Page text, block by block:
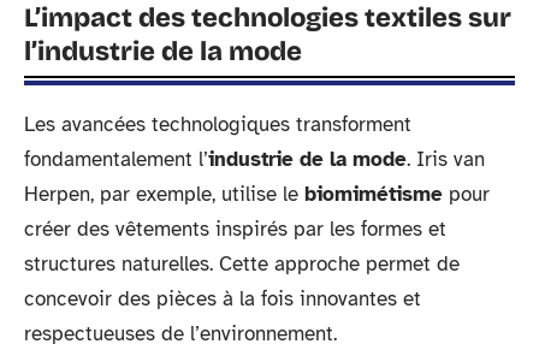
L’impact des technologies textiles sur
l’industrie de la mode
Les avancées technologiques transforment
fondamentalement l’industrie de la mode. Iris van
Herpen, par exemple, utilise le biomimétisme pour
créer des vêtements inspirés par les formes et
structures naturelles. Cette approche permet de
concevoir des pièces à la fois innovantes et
respectueuses de l’environnement.